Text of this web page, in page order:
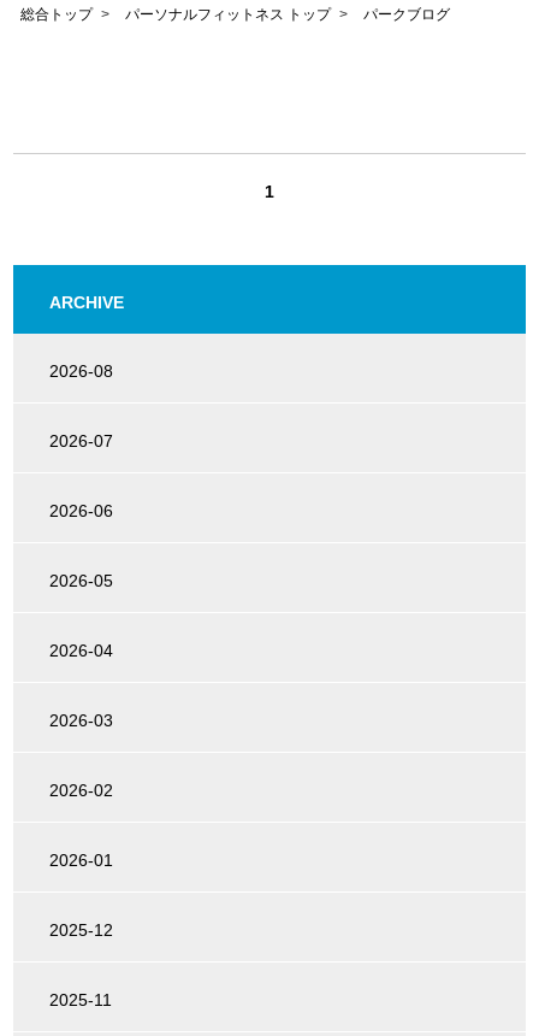
総合トップ パーソナルフィットネス トップ パークブログ
1
ARCHIVE
2026-08
2026-07
2026-06
2026-05
2026-04
2026-03
2026-02
2026-01
2025-12
2025-11